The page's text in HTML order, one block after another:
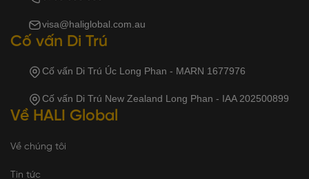
visa@haliglobal.com.au
Cố vấn Di Trú
Cố vấn Di Trú Úc Long Phan - MARN 1677976
Cố vấn Di Trú New Zealand Long Phan - IAA 202500899
Về HALI Global
Về chúng tôi
Tin tức